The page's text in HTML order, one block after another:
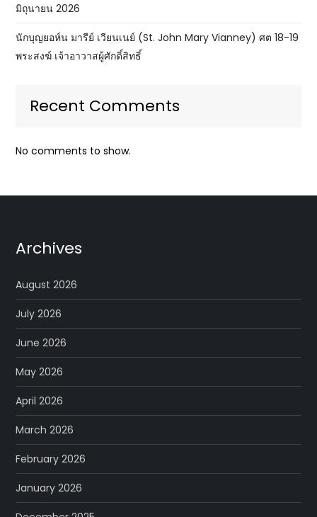
มิถุนายน 2026
นักบุญยอห์น มารีย์ เวียนเนย์ (St. John Mary Vianney) ศต 18-19
พระสงฆ์ เจ้าอาวาสผู้ศักดิ์สิทธิ์
Recent Comments
No comments to show.
Archives
August 2026
July 2026
June 2026
May 2026
April 2026
March 2026
February 2026
January 2026